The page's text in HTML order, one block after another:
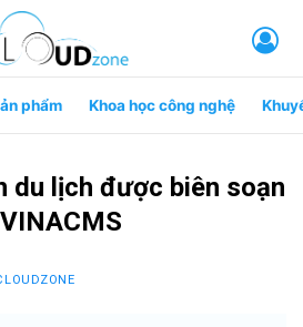
phẩm Khoa học công nghệ
du lịch được biên soạn